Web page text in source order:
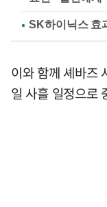
이와 함께 셰바즈
일 사흘 일정으로